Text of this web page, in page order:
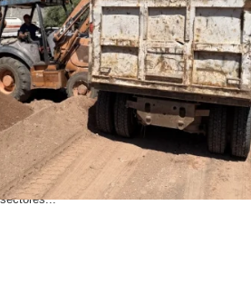
de calles da...
extraordinarios, el Ayuntamiento